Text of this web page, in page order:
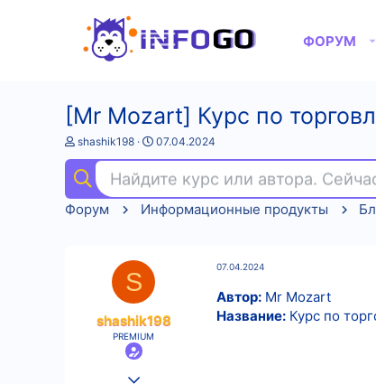
ФОРУМ
[Mr Mozart] Курс по
А
т
о
р
т
shashik198
Д
а
н
а
07.04.2024
Найдите курс или автора.
Форум
Информационные продукты
S
shashik198
PREMIUM
07.04.2024
Автор: Mr Mozart
Название: Курс по